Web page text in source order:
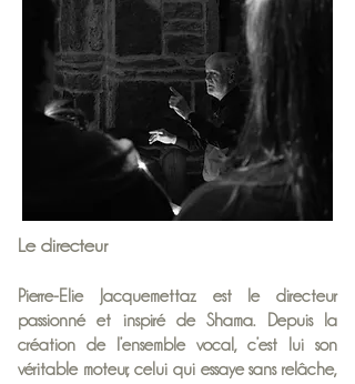
Le directeur
Pierre-Elie Jacquemettaz est le directeur
passionné et inspiré de Shama. Depuis la
création de l’ensemble vocal, c’est lui son
véritable moteur, celui qui essaye sans relâche,